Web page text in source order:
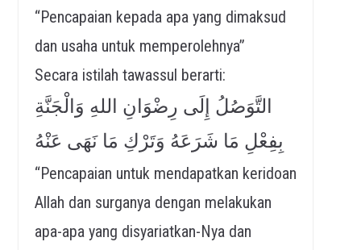
“Pencapaian kepada apa yang dimaksud
dan usaha untuk memperolehnya”
Secara istilah tawassul berarti:
التَّوَصُلُ إِلَى رِضْوَانِ اللهِ وَالْجَنَّةِ
بِفِعْلِ مَا شَرَعَهُ وَتَرْكِ مَا نَهَى عَنْهُ
“Pencapaian untuk mendapatkan keridoan
Allah dan surganya dengan melakukan
apa-apa yang disyariatkan-Nya dan